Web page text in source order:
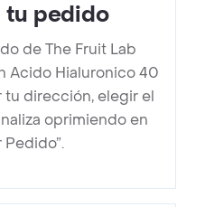
tu pedido
de The Fruit Lab
Acido Hialuronico 40
dirección, elegir el
oprimiendo en
Pedido”.